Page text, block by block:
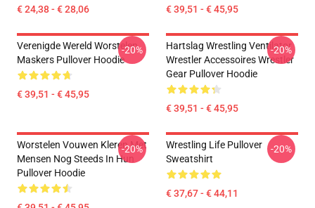
€ 24,38 - € 28,06 € 39,51 - € 45,95
Verenigde Wereld Worstelen
Maskers Pullover Hoodie
€ 39,51 - € 45,95
-20%
Hartslag Wrestling Ventilator
Wrestler Accessoires Wrestler
Gear Pullover Hoodie
€ 39,51 - € 45,95
-20%
Worstelen Vouwen Kleren Met
Mensen Nog Steeds In Hun
Pullover Hoodie
-20%
Wrestling Life Pullover
Sweatshirt
€ 37,67 - € 44,11
-20%